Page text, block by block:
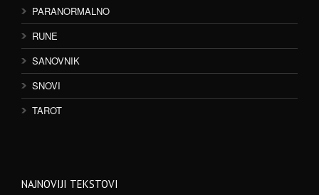
PARANORMALNO
RUNE
SANOVNIK
SNOVI
TAROT
NAJNOVIJI TEKSTOVI